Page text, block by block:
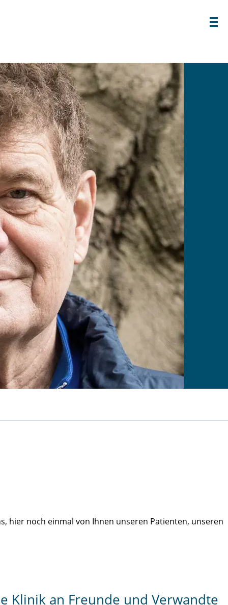
hier noch einmal von Ihnen unseren Patienten, unseren
Klinik an Freunde und Verwandte